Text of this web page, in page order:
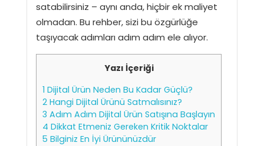
satabilirsiniz – aynı anda, hiçbir ek maliyet
olmadan. Bu rehber, sizi bu özgürlüğe
taşıyacak adımları adım adım ele alıyor.
Yazı İçeriği
1 Dijital Ürün Neden Bu Kadar Güçlü?
2 Hangi Dijital Ürünü Satmalısınız?
3 Adım Adım Dijital Ürün Satışına Başlayın
4 Dikkat Etmeniz Gereken Kritik Noktalar
5 Bilginiz En İyi Ürününüzdür